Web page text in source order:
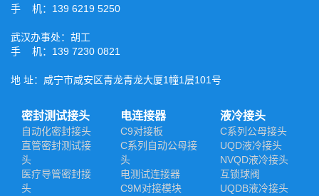
手 机：139 6219 5250
武汉办事处：胡工
手 机：139 7230 0821
地 址：咸宁市咸安区青龙青龙大厦1幢1层101号
密封测试接头
自动化密封接头
直管密封测试接
头
医疗导管密封接
头
电连接器
C9对接板
C系列自动公母接
头
电测试连接器
C9M对接模块
液冷接头
C系列公母接头
UQD液冷接头
NVQD液冷接头
互锁球阀
UQDB液冷接头